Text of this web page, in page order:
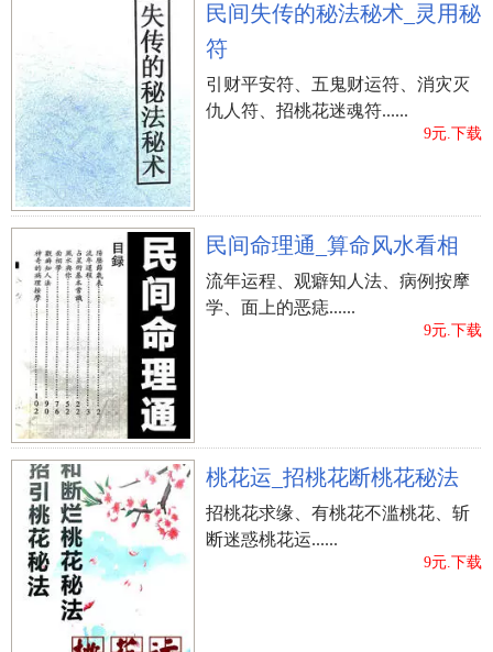
民间失传的秘法秘术_灵用秘
符
引财平安符、五鬼财运符、消灾灭
仇人符、招桃花迷魂符......
9元.下载
民间命理通_算命风水看相
流年运程、观癖知人法、病例按摩
学、面上的恶痣......
9元.下载
桃花运_招桃花断桃花秘法
招桃花求缘、有桃花不滥桃花、斩
断迷惑桃花运......
9元.下载